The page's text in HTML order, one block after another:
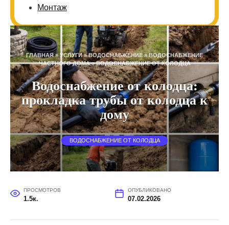
Монтаж
ГЛАВНАЯ»УСЛУГИ»ВОДОСНАБЖЕНИЕ»ВОДОСНАБЖЕНИЕ
ЧАСТНОГО ДОМА»ВОДОСНАБЖЕНИЕ ОТ КОЛОДЦА
Водоснабжение от колодца:
прокладка трубы от колодца к
дому
ВОДОСНАБЖЕНИЕ ОТ КОЛОДЦА
ПРОСМОТРОВ
1.5к.
ОПУБЛИКОВАНО
07.02.2026